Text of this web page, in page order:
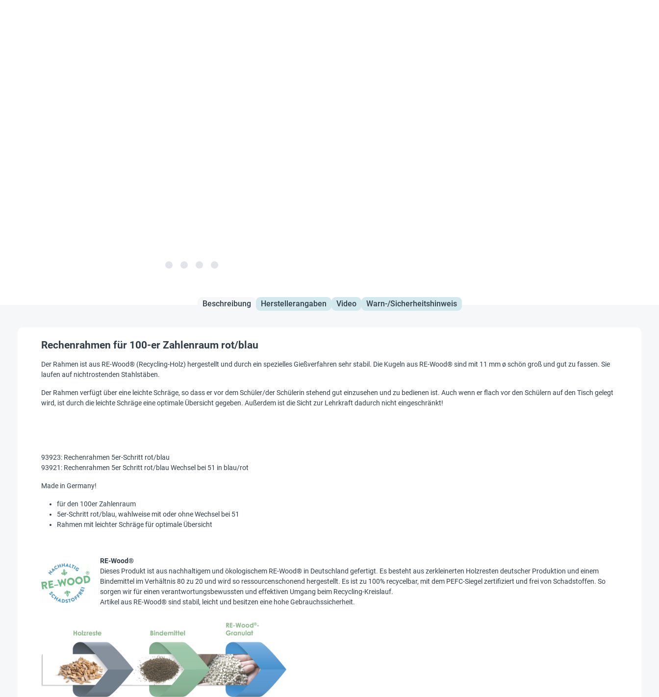
Beschreibung Herstellerangaben Video Warn-/Sicherheitshinweis
Rechenrahmen für 100-er Zahlenraum rot/blau
Der Rahmen ist aus RE-Wood® (Recycling-Holz) hergestellt und durch ein spezielles Gießverfahren sehr stabil. Die Kugeln aus RE-Wood® sind mit 11 mm ø schön groß und gut zu fassen. Sie
laufen auf nichtrostenden Stahlstäben.
Der Rahmen verfügt über eine leichte Schräge, so dass er vor dem Schüler/der Schülerin stehend gut einzusehen und zu bedienen ist. Auch wenn er flach vor den Schülern auf den Tisch gelegt
wird, ist durch die leichte Schräge eine optimale Übersicht gegeben. Außerdem ist die Sicht zur Lehrkraft dadurch nicht eingeschränkt!
93923: Rechenrahmen 5er-Schritt rot/blau
93921: Rechenrahmen 5er Schritt rot/blau Wechsel bei 51 in blau/rot
Made in Germany!
für den 100er Zahlenraum
5er-Schritt rot/blau, wahlweise mit oder ohne Wechsel bei 51
Rahmen mit leichter Schräge für optimale Übersicht
RE-Wood®
Dieses Produkt ist aus nachhaltigem und ökologischem RE-Wood® in Deutschland gefertigt. Es besteht aus zerkleinerten Holzresten deutscher Produktion und einem
Bindemittel im Verhältnis 80 zu 20 und wird so ressourcenschonend hergestellt. Es ist zu 100% recycelbar, mit dem PEFC-Siegel zertifiziert und frei von Schadstoffen. So
sorgen wir für einen verantwortungsbewussten und effektiven Umgang beim Recycling-Kreislauf.
Artikel aus RE-Wood® sind stabil, leicht und besitzen eine hohe Gebrauchssicherheit.